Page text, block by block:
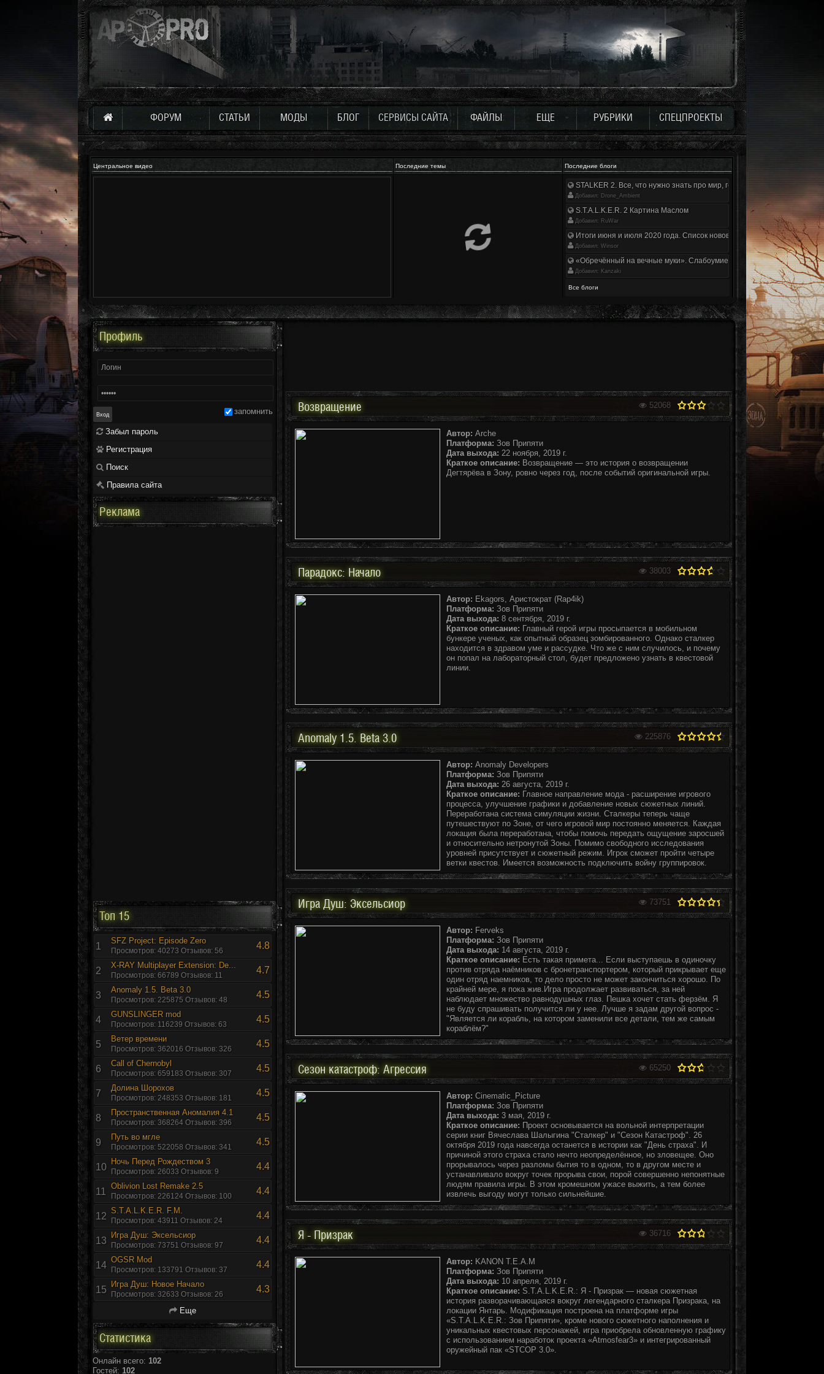
ФОРУМ СТАТЬИ МОДЫ БЛОГ СЕРВИСЫ САЙТА ФАЙЛЫ ЕЩЕ РУБРИКИ СПЕЦПРОЕКТЫ
Центральное видео Последние темы Последние блоги
STALKER 2. Все, что нужно знать про мир, геймплей и сюжет | Разбор
Добавил: Drone_Ambient
S.T.A.L.K.E.R. 2 Картина Маслом
Добавил: RuWar
Итоги июня и июля 2020 года. Список нововведений
Добавил: Winsor
«Обречённый на вечные муки». Слабоумие и отвага
Добавил: Kanzaki
Все блоги
52068
Возвращение
Автор: Arche
Платформа: Зов Припяти
Дата выхода: 22 ноября, 2019 г.
Краткое описание: Возвращение — это история о возвращении
Дегтярёва в Зону, ровно через год, после событий оригинальной игры.
38003
Парадокс: Начало
Автор: Ekagors, Аристократ (Rap4ik)
Платформа: Зов Припяти
Дата выхода: 8 сентября, 2019 г.
Краткое описание: Главный герой игры просыпается в мобильном
бункере ученых, как опытный образец зомбированного. Однако сталкер
находится в здравом уме и рассудке. Что же с ним случилось, и почему
он попал на лабораторный стол, будет предложено узнать в квестовой
линии.
225876
Anomaly 1.5. Beta 3.0
Автор: Anomaly Developers
Платформа: Зов Припяти
Дата выхода: 26 августа, 2019 г.
Краткое описание: Главное направление мода - расширение игрового
процесса, улучшение графики и добавление новых сюжетных линий.
Переработана система симуляции жизни. Сталкеры теперь чаще
путешествуют по Зоне, от чего игровой мир постоянно меняется. Каждая
локация была переработана, чтобы помочь передать ощущение заросшей
и относительно нетронутой Зоны. Помимо свободного исследования
уровней присутствует и сюжетный режим. Игрок сможет пройти четыре
ветки квестов. Имеется возможность подключить войну группировок.
73751
Игра Душ: Эксельсиор
Автор: Ferveks
Платформа: Зов Припяти
Дата выхода: 14 августа, 2019 г.
Краткое описание: Есть такая примета... Если выступаешь в одиночку
против отряда наёмников с бронетранспортером, который прикрывает еще
один отряд наемников, то дело просто не может закончиться хорошо. По
крайней мере, я пока жив.Игра продолжает развиваться, за ней
наблюдает множество равнодушных глаз. Пешка хочет стать ферзём. Я
не буду спрашивать получится ли у нее. Лучше я задам другой вопрос -
"Является ли корабль, на котором заменили все детали, тем же самым
кораблём?"
65250
Сезон катастроф: Агрессия
Автор: Cinematic_Picture
Платформа: Зов Припяти
Дата выхода: 3 мая, 2019 г.
Краткое описание: Проект основывается на вольной интерпретации
серии книг Вячеслава Шалыгина "Сталкер" и "Сезон Катастроф". 26
октября 2019 года навсегда останется в истории как "День страха". И
причиной этого страха стало нечто неопределённое, но зловещее. Оно
прорывалось через разломы бытия то в одном, то в другом месте и
устанавливало вокруг точек прорыва свои, порой совершенно непонятные
людям правила игры. В этом кромешном ужасе выжить, а тем более
извлечь выгоду могут только сильнейшие.
36716
Я - Призрак
Автор: KANON T.E.A.M
Платформа: Зов Припяти
Дата выхода: 10 апреля, 2019 г.
Краткое описание: S.T.A.L.K.E.R.: Я - Призрак — новая сюжетная
история разворачивающаяся вокруг легендарного сталкера Призрака, на
локации Янтарь. Модификация построена на платформе игры
«S.T.A.L.K.E.R.: Зов Припяти», кроме нового сюжетного наполнения и
уникальных квестовых персонажей, игра приобрела обновленную графику
с использованием наработок проекта «Atmosfear3» и интегрированный
оружейный пак «STCOP 3.0».
Профиль
запомнить
Забыл пароль
Регистрация
Поиск
Правила сайта
Реклама
Топ 15
1 4.8
SFZ Project: Episode Zero
Просмотров: 40273 Отзывов: 56
2 4.7
X-RAY Multiplayer Extension: De...
Просмотров: 66789 Отзывов: 11
3 4.5
Anomaly 1.5. Beta 3.0
Просмотров: 225875 Отзывов: 48
4 4.5
GUNSLINGER mod
Просмотров: 116239 Отзывов: 63
5 4.5
Ветер времени
Просмотров: 362016 Отзывов: 326
6 4.5
Call of Chernobyl
Просмотров: 659183 Отзывов: 307
7 4.5
Долина Шорохов
Просмотров: 248353 Отзывов: 181
8 4.5
Пространственная Аномалия 4.1
Просмотров: 368264 Отзывов: 396
9 4.5
Путь во мгле
Просмотров: 522058 Отзывов: 341
10 4.4
Ночь Перед Рождеством 3
Просмотров: 26033 Отзывов: 9
11 4.4
Oblivion Lost Remake 2.5
Просмотров: 226124 Отзывов: 100
12 4.4
S.T.A.L.K.E.R. F.M.
Просмотров: 43911 Отзывов: 24
13 4.4
Игра Душ: Эксельсиор
Просмотров: 73751 Отзывов: 97
14 4.4
OGSR Mod
Просмотров: 133791 Отзывов: 37
15 4.3
Игра Душ: Новое Начало
Просмотров: 32633 Отзывов: 26
Еще
Статистика
Онлайн всего: 102
Гостей: 102